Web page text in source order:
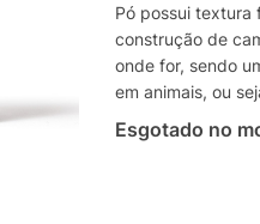
Pó possui textura
construção de
onde for, sendo
em animais, ou
Esgotado no